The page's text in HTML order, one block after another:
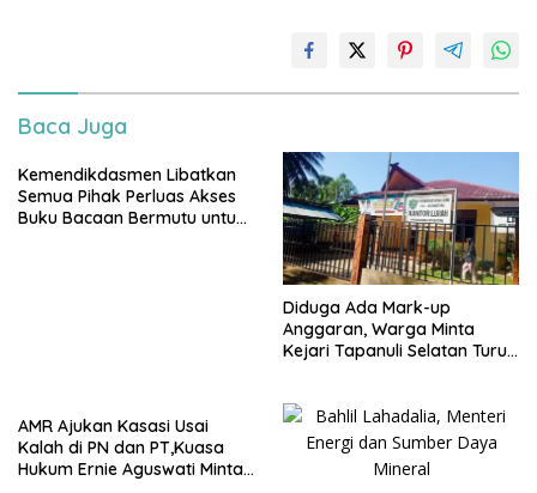
Baca Juga
Kemendikdasmen Libatkan
Semua Pihak Perluas Akses
Buku Bacaan Bermutu untuk
Diduga Ada Mark-up
Anggaran, Warga Minta
Kejari Tapanuli Selatan Turun
AMR Ajukan Kasasi Usai
Kalah di PN dan PT,Kuasa
Hukum Ernie Aguswati Minta